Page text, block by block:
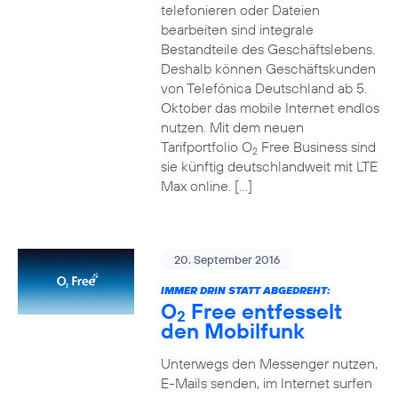
telefonieren oder Dateien
bearbeiten sind integrale
Bestandteile des Geschäftslebens.
Deshalb können Geschäftskunden
von Telefónica Deutschland ab 5.
Oktober das mobile Internet endlos
nutzen. Mit dem neuen
Tarifportfolio O2Free Business sind
sie künftig deutschlandweit mit LTE
Max online. […]
20. September 2016
IMMER DRIN STATT ABGEDREHT:
O2 Free entfesselt
den Mobilfunk
Unterwegs den Messenger nutzen,
E-Mails senden, im Internet surfen